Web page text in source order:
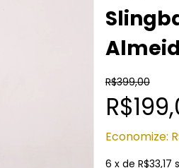
R$399,00
Economize:
6 x de R$33,17